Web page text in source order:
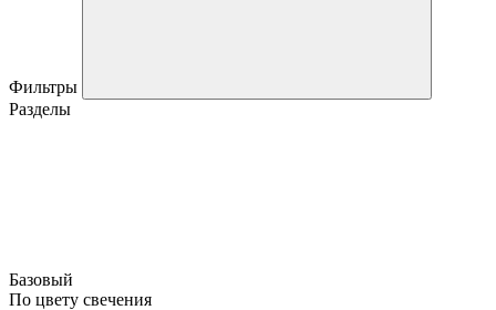
Фильтры
Разделы
Базовый
По цвету свечения